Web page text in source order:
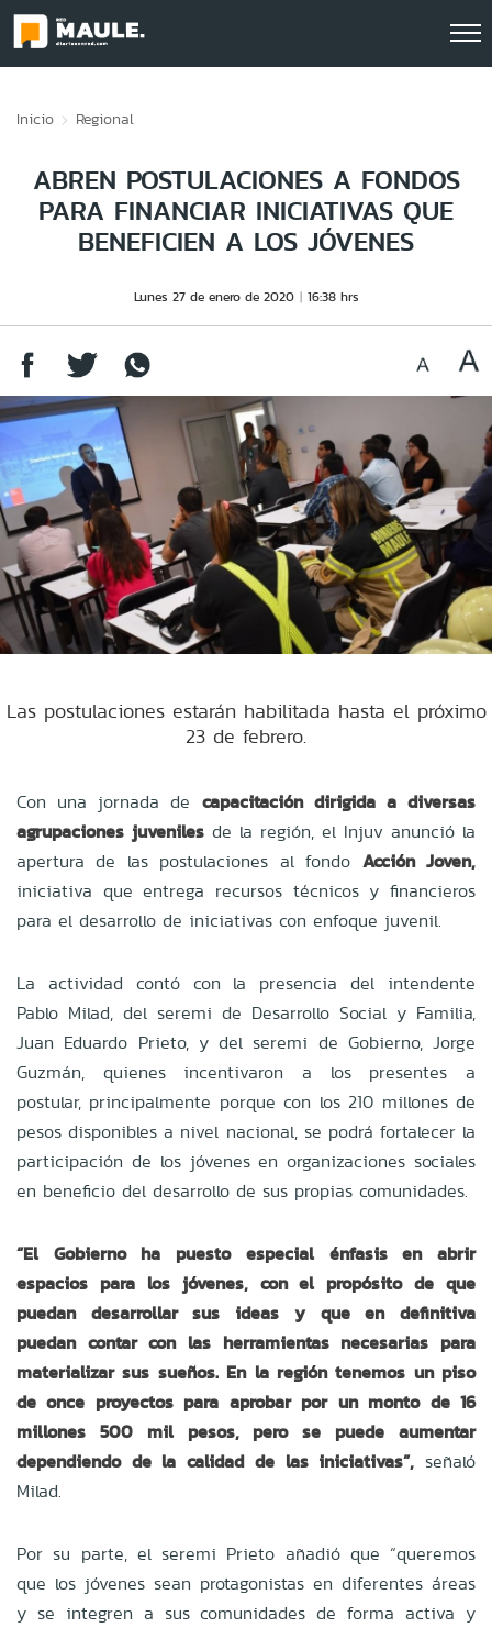
Inicio Regional
ABREN POSTULACIONES A FONDOS
PARA FINANCIAR INICIATIVAS QUE
BENEFICIEN A LOS JÓVENES
Lunes 27 de enero de 2020 16:38 hrs
Las postulaciones estarán habilitada hasta el próximo
23 de febrero.
Con una jornada de capacitación dirigida a diversas
agrupaciones juveniles de la región, el Injuv anunció la
apertura de las postulaciones al fondo Acción Joven,
iniciativa que entrega recursos técnicos y financieros
para el desarrollo de iniciativas con enfoque juvenil.
La actividad contó con la presencia del intendente
Pablo Milad, del seremi de Desarrollo Social y Familia,
Juan Eduardo Prieto, y del seremi de Gobierno, Jorge
Guzmán, quienes incentivaron a los presentes a
postular, principalmente porque con los 210 millones de
pesos disponibles a nivel nacional, se podrá fortalecer la
participación de los jóvenes en organizaciones sociales
en beneficio del desarrollo de sus propias comunidades.
“El Gobierno ha puesto especial énfasis en abrir
espacios para los jóvenes, con el propósito de que
puedan desarrollar sus ideas y que en definitiva
puedan contar con las herramientas necesarias para
materializar sus sueños. En la región tenemos un piso
de once proyectos para aprobar por un monto de 16
millones 500 mil pesos, pero se puede aumentar
dependiendo de la calidad de las iniciativas”, señaló
Milad.
Por su parte, el seremi Prieto añadió que “queremos
que los jóvenes sean protagonistas en diferentes áreas
y se integren a sus comunidades de forma activa y